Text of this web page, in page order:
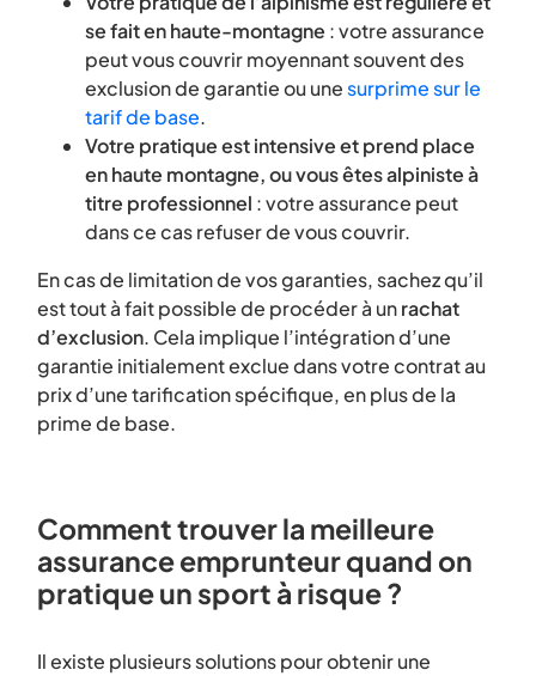
se fait en haute-montagne : votre assurance
peut vous couvrir moyennant souvent des
exclusion de garantie ou unesurprime sur le
tarif de base.
Votre pratique est intensive et prend place
en haute montagne, ou vous êtes alpiniste à
titre professionnel : votre assurance peut
dans ce cas refuser de vous couvrir.
En cas de limitation de vos garanties, sachez qu’il
est tout à fait possible de procéder à unrachat
d’exclusion. Cela implique l’intégration d’une
garantie initialement exclue dans votre contrat au
prix d’une tarification spécifique, en plus de la
prime de base.
Comment trouver la meilleure
assurance emprunteur quand on
pratique un sport à risque ?
Il existe plusieurs solutions pour obtenir une